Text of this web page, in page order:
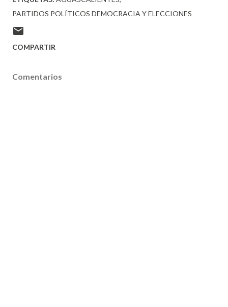
PARTIDOS POLÍTICOS DEMOCRACIA Y ELECCIONES
COMPARTIR
Comentarios